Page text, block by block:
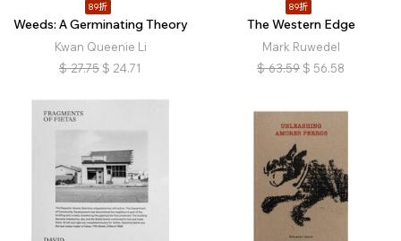
89折
Weeds: A Germinating Theory
Kwan Queenie Li
$ 27.75 $ 24.71
89折
The Western Edge
Mark Ruwedel
$ 63.59 $ 56.58